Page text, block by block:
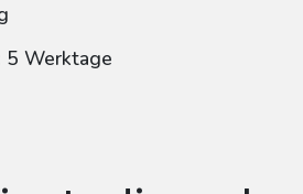
5 Werktage